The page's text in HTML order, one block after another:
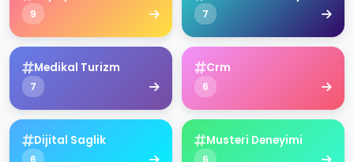
9 7
Medikal Turizm
7
Crm
6
Dijital Saglik
6
Musteri Deneyimi
6